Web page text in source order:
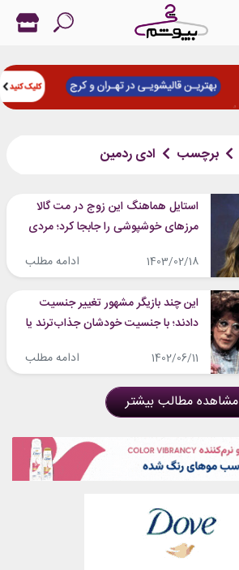
برچسب ادی ردمین
استایل هماهنگ این زوج در مت گالا
مرزهای خوشپوشی را جابجا کرد؛ مردی
است!
1403/02/18 ادامه مطلب
این چند بازیگر مشهور تغییر جنسیت
دادند؛ با جنسیت خودشان جذاب‌ترند یا
1402/06/11 ادامه مطلب
مشاهده مطالب بیشتر